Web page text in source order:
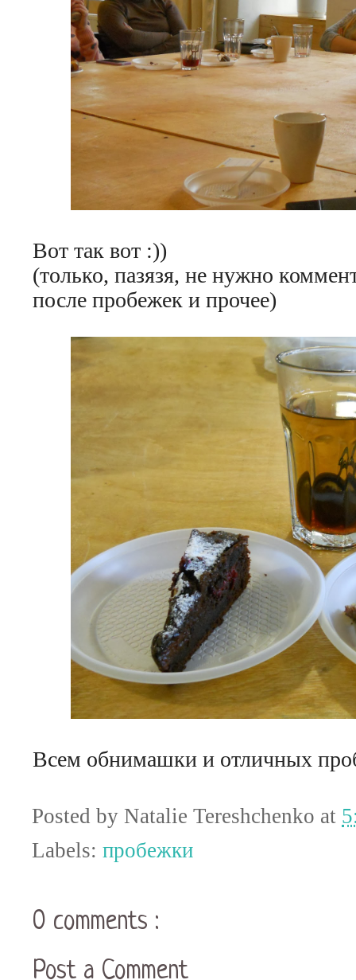
Вот так вот :))
(только, пазязя, не нужно
после пробежек и прочее)
Всем обнимашки и отличных
Posted by Natalie Tereshchenko at
Labels: пробежки
0 comments :
Post a Comment